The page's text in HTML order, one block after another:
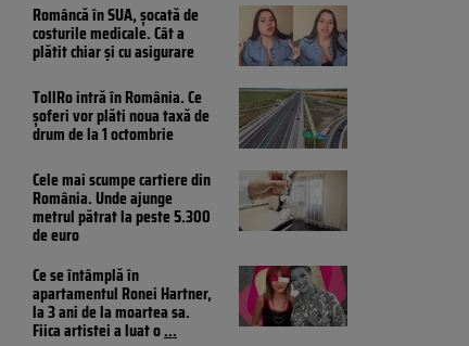
Româncă în SUA, șocată de
costurile medicale. Cât a
plătit chiar și cu asigurare
TollRo intră în România. Ce
șoferi vor plăti noua taxă de
drum de la 1 octombrie
Cele mai scumpe cartiere din
România. Unde ajunge
metrul pătrat la peste 5.300
de euro
Ce se întâmplă în
apartamentul Ronei Hartner,
la 3 ani de la moartea sa.
Fiica artistei a luat o...